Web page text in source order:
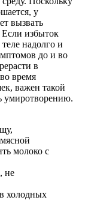
у
вызвать
Если избыток
надолго и
до и во
в
время
важен такой
умиротворению.
молоко с
не
холодных